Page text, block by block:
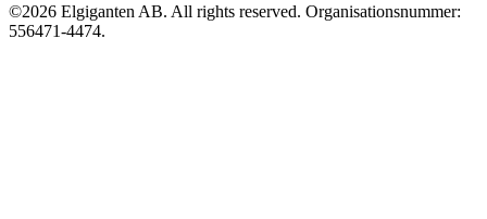
©2026 Elgiganten AB. All rights reserved. Organisationsnummer:
556471-4474.